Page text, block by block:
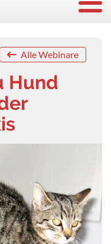
Alle Webinare
Hund